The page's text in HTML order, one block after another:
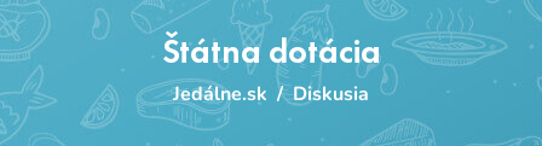
Štátna dotácia
Jedálne.sk / Diskusia